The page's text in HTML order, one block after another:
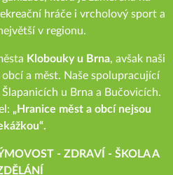
hráče i vrcholový sport a
v regionu.
Klobouky u Brna, avšak naši
a měst. Naše spolupracující
u Brna a Bučovicích.
„Hranice měst a obcí nejsou
- ZDRAVÍ - ŠKOLA A